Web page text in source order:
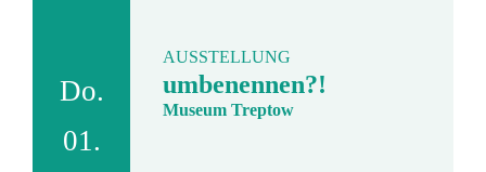
Do.
01.
AUSSTELLUNG
umbenennen?!
Museum Treptow